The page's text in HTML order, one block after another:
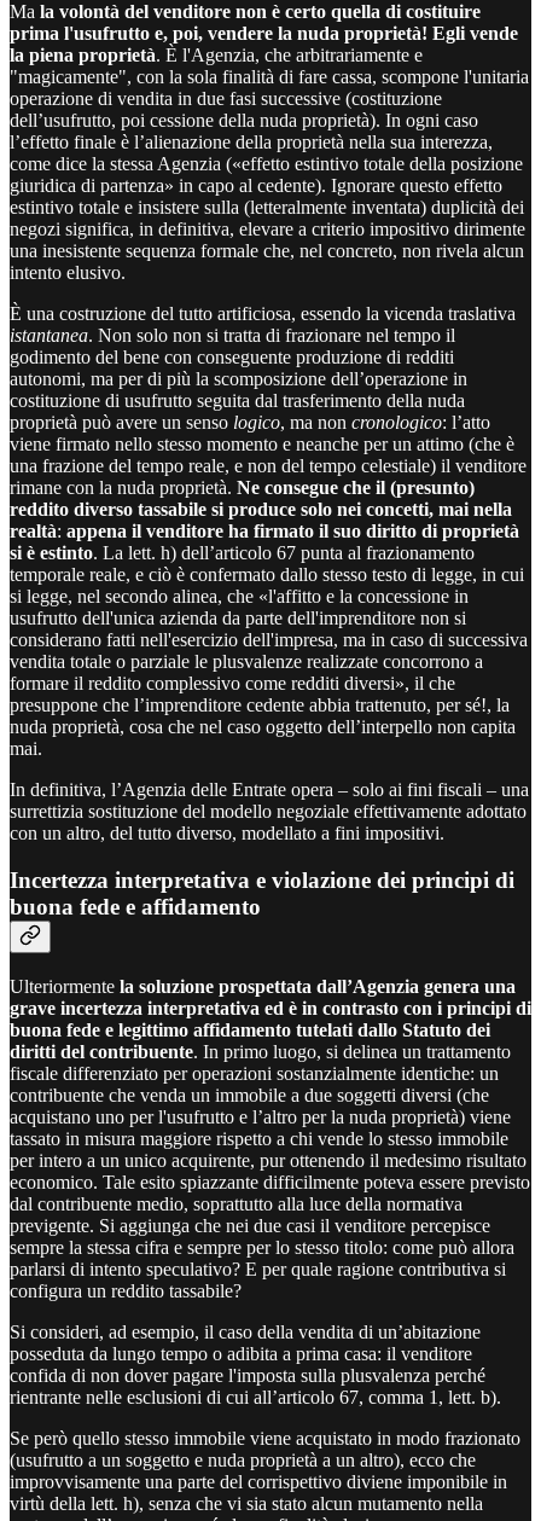
Ma la volontà del venditore non è certo quella di costituire
prima l'usufrutto e, poi, vendere la nuda proprietà! Egli vende
la piena proprietà. È l'Agenzia, che arbitrariamente e
"magicamente", con la sola finalità di fare cassa, scompone l'unitaria
operazione di vendita in due fasi successive (costituzione
dell’usufrutto, poi cessione della nuda proprietà). In ogni caso
l’effetto finale è l’alienazione della proprietà nella sua interezza,
come dice la stessa Agenzia («effetto estintivo totale della posizione
giuridica di partenza» in capo al cedente). Ignorare questo effetto
estintivo totale e insistere sulla (letteralmente inventata) duplicità dei
negozi significa, in definitiva, elevare a criterio impositivo dirimente
una inesistente sequenza formale che, nel concreto, non rivela alcun
intento elusivo.
È una costruzione del tutto artificiosa, essendo la vicenda traslativa
istantanea. Non solo non si tratta di frazionare nel tempo il
godimento del bene con conseguente produzione di redditi
autonomi, ma per di più la scomposizione dell’operazione in
costituzione di usufrutto seguita dal trasferimento della nuda
proprietà può avere un senso logico, ma non cronologico: l’atto
viene firmato nello stesso momento e neanche per un attimo (che è
una frazione del tempo reale, e non del tempo celestiale) il venditore
rimane con la nuda proprietà. Ne consegue che il (presunto)
reddito diverso tassabile si produce solo nei concetti, mai nella
realtà: appena il venditore ha firmato il suo diritto di proprietà
si è estinto. La lett. h) dell’articolo 67 punta al frazionamento
temporale reale, e ciò è confermato dallo stesso testo di legge, in cui
si legge, nel secondo alinea, che «l'affitto e la concessione in
usufrutto dell'unica azienda da parte dell'imprenditore non si
considerano fatti nell'esercizio dell'impresa, ma in caso di successiva
vendita totale o parziale le plusvalenze realizzate concorrono a
formare il reddito complessivo come redditi diversi», il che
presuppone che l’imprenditore cedente abbia trattenuto, per sé!, la
nuda proprietà, cosa che nel caso oggetto dell’interpello non capita
mai.
In definitiva, l’Agenzia delle Entrate opera – solo ai fini fiscali – una
surrettizia sostituzione del modello negoziale effettivamente adottato
con un altro, del tutto diverso, modellato a fini impositivi.
Incertezza interpretativa e violazione dei principi di
buona fede e affidamento
Ulteriormente la soluzione prospettata dall’Agenzia genera una
grave incertezza interpretativa ed è in contrasto con i principi di
buona fede e legittimo affidamento tutelati dallo Statuto dei
diritti del contribuente. In primo luogo, si delinea un trattamento
fiscale differenziato per operazioni sostanzialmente identiche: un
contribuente che venda un immobile a due soggetti diversi (che
acquistano uno per l'usufrutto e l’altro per la nuda proprietà) viene
tassato in misura maggiore rispetto a chi vende lo stesso immobile
per intero a un unico acquirente, pur ottenendo il medesimo risultato
economico. Tale esito spiazzante difficilmente poteva essere previsto
dal contribuente medio, soprattutto alla luce della normativa
previgente. Si aggiunga che nei due casi il venditore percepisce
sempre la stessa cifra e sempre per lo stesso titolo: come può allora
parlarsi di intento speculativo? E per quale ragione contributiva si
configura un reddito tassabile?
Si consideri, ad esempio, il caso della vendita di un’abitazione
posseduta da lungo tempo o adibita a prima casa: il venditore
confida di non dover pagare l'imposta sulla plusvalenza perché
rientrante nelle esclusioni di cui all’articolo 67, comma 1, lett. b).
Se però quello stesso immobile viene acquistato in modo frazionato
(usufrutto a un soggetto e nuda proprietà a un altro), ecco che
improvvisamente una parte del corrispettivo diviene imponibile in
virtù della lett. h), senza che vi sia stato alcun mutamento nella